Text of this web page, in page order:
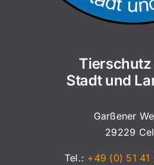
Tierschutz
Stadt und
Garßener
29229
Tel.: +49 (0) 51